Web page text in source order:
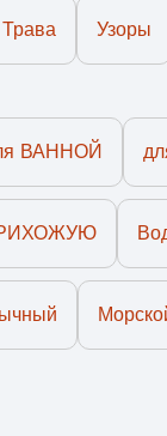
Трава Узоры
ВАННОЙ